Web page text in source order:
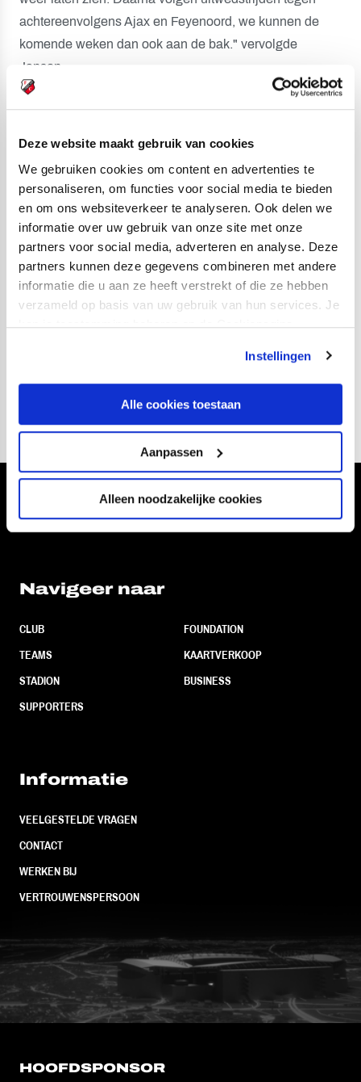
Deze website maakt gebruik van cookies
We gebruiken cookies om content en advertenties te
personaliseren, om functies voor social media te bieden
en om ons websiteverkeer te analyseren. Ook delen we
informatie over uw gebruik van onze site met onze
partners voor social media, adverteren en analyse. Deze
partners kunnen deze gegevens combineren met andere
informatie die u aan ze heeft verstrekt of die ze hebben
verzameld op basis van uw gebruik van hun services. Je
kan je toestemming beheren op de Cookiepagina.
Instellingen
Alle cookies toestaan
Aanpassen
Alleen noodzakelijke cookies
achtereenvolgens Ajax en Feyenoord, we kunnen de
komende weken dan ook aan de bak." vervolgde
Jansen.
Scoreverloop sc Heerenveen O17 - FC Utrecht O17:
"25 0-2 Mees Rijks (strafschop)
"29 1-2 Donat Varga
"57 2-2 Ties Oostra
"66 2-3 Juruël Bernadina
"82 3-3 Darren Wevers
"90+2 3-4 Juruël Bernadina
Bernadina, Joshua Mukeh, Dion Versluis ("65 Siep
Keulemans), Elija Velland ("58 Mohamed Akharaz).
Volg ons ook via
Navigeer naar
CLUB
TEAMS
STADION
SUPPORTERS
FOUNDATION
KAARTVERKOOP
BUSINESS
Informatie
VEELGESTELDE VRAGEN
CONTACT
WERKEN BIJ
VERTROUWENSPERSOON
FC Utrecht<br>vanuit<br>het
HOOFDSPONSOR